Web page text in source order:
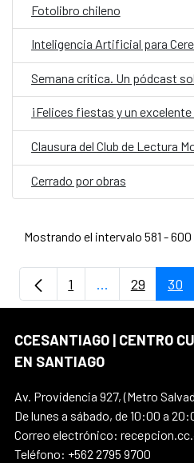
Fotolibro chileno
Inteligencia Artificial para
Semana crítica. Un pódcast
¡Felices fiestas y un
Clausura del Club de Lectura
Cerrado por obras
Mostrando el intervalo 581 -
Página
1 ...PáginasPágina
29 30
CCESANTIAGO | CENTRO
EN SANTIAGO
Av. Providencia 927, (Metro
De lunes a sábado, de 10:00 a
Correo electrónico:
Teléfono: +562 2795 9700